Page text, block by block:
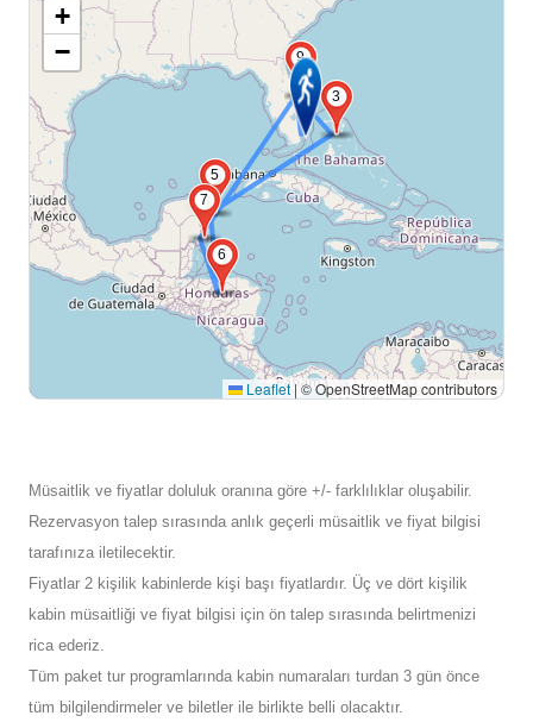
2
3
5
6
7
9
+
−
Leaflet|© OpenStreetMap contributors
Müsaitlik ve fiyatlar doluluk oranına göre +/- farklılıklar oluşabilir.
Rezervasyon talep sırasında anlık geçerli müsaitlik ve fiyat bilgisi
tarafınıza iletilecektir.
Fiyatlar 2 kişilik kabinlerde kişi başı fiyatlardır. Üç ve dört kişilik
kabin müsaitliği ve fiyat bilgisi için ön talep sırasında belirtmenizi
rica ederiz.
Tüm paket tur programlarında kabin numaraları turdan 3 gün önce
tüm bilgilendirmeler ve biletler ile birlikte belli olacaktır.